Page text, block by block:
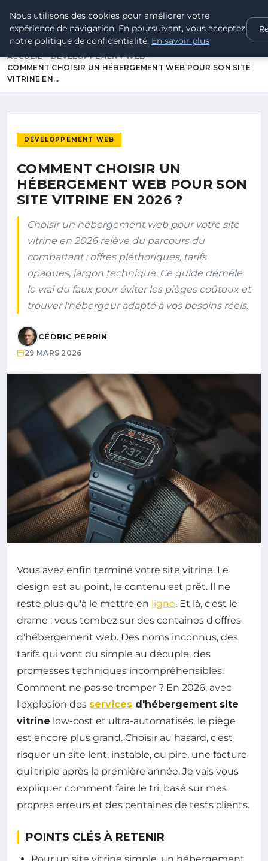
Référencement Site
Expertise SEO pour votre visibilité en ligne
ACCUEIL
DÉVELOPPEMENT WEB
COMMENT CHOISIR UN HÉBERGEMENT WEB POUR SON SITE
VITRINE EN…
DÉVELOPPEMENT WEB
COMMENT CHOISIR UN
HÉBERGEMENT WEB POUR SON
SITE VITRINE EN 2026 ?
Choisir un hébergement web pour votre site
vitrine en 2026 relève du parcours du
combattant : offres pléthoriques, tarifs
opaques, jargon technique. Ce guide démêle
le vrai du faux pour éviter les pièges coûteux et
trouver l'hébergeur adapté à vos besoins réels.
CÉDRIC PERRIN
29 MARS 2026
Vous avez enfin terminé votre site vitrine. Le
design est au point, le contenu est prêt. Il ne
reste plus qu'à le mettre en ligne. Et là, c'est le
drame : vous tombez sur des centaines d'offres
d'hébergement web. Des noms inconnus, des
tarifs qui vont du simple au décuple, des
promesses techniques incompréhensibles.
Comment ne pas se tromper ? En 2026, avec
l'explosion des services d'hébergement site
vitrine low-cost et ultra-automatisés, le piège
est encore plus grand. Choisir au hasard, c'est
risquer un site lent, instable, ou pire, une facture
qui triple après la première année. Je vais vous
expliquer comment faire le tri, basé sur mes
propres erreurs et des centaines de tests clients.
POINTS CLÉS À RETENIR
Nous utilisons des cookies pour améliorer votre
expérience de navigation. En poursuivant, vous acceptez
notre politique de confidentialité. En savoir plus